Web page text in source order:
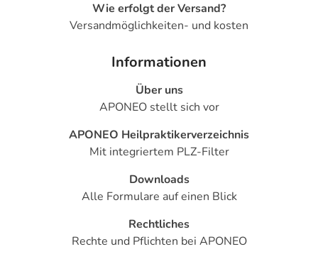
Wie erfolgt der Versand?
Versandmöglichkeiten- und kosten
Informationen
Über uns
APONEO stellt sich vor
APONEO Heilpraktikerverzeichnis
Mit integriertem PLZ-Filter
Downloads
Alle Formulare auf einen Blick
Rechtliches
Rechte und Pflichten bei APONEO